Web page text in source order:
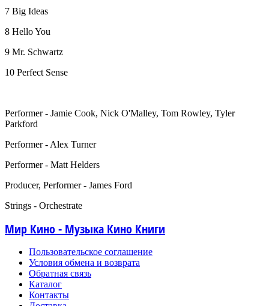
7 Big Ideas
8 Hello You
9 Mr. Schwartz
10 Perfect Sense
Performer - Jamie Cook, Nick O'Malley, Tom Rowley, Tyler
Parkford
Performer - Alex Turner
Performer - Matt Helders
Producer, Performer - James Ford
Strings - Orchestrate
Мир Кино - Музыка Кино Книги
Пользовательское соглашение
Условия обмена и возврата
Обратная связь
Каталог
Контакты